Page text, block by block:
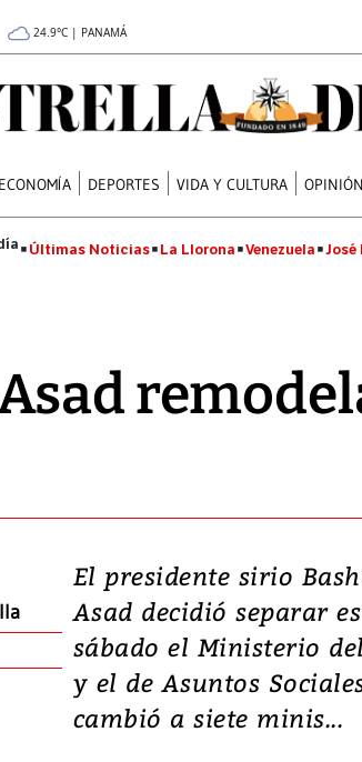
24.9°C | PANAMÁ
ECONOMÍA DEPORTES VIDA Y CULTURA OPINIÓN
Últimas Noticias La Llorona Venezuela José
El presidente sirio
Asad decidió separar
sábado el Ministerio
y el de Asuntos
cambió a siete minis...
Video: Lula
candidatura con
promesas de
en defensa,
tierras raras